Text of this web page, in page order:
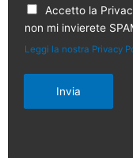
Accetto la
non mi invierete
Leggi la nostra Privacy
Invia